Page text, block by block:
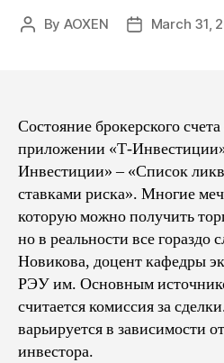
Post
By AOXEN
PostMarch 31,
Состояние брокерского
приложении «Т-
Инвестиции» – «Список
ставками риска». Многие
которую можно получить
но в реальности все гораздо
Новикова, доцент кафедры
РЭУ им. Основным
считается комиссия за
варьируется в зависимости
инвестора.